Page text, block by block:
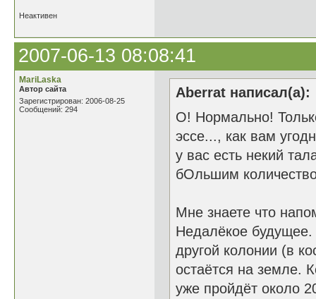
Неактивен
2007-06-13 08:08:41
MariLaska
Автор сайта
Зарегистрирован: 2006-08-25
Сообщений: 294
Aberrat написал(а):
О! Нормально!
эссе..., как вам
у вас есть некий
бОльшим
Мне знаете что
Недалёкое
другой колонии (в
остаётся на земле.
уже пройдёт около